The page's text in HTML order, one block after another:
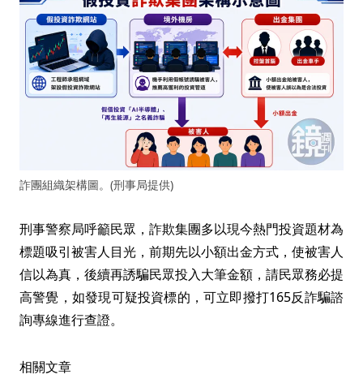
詐團組織架構圖。(刑事局提供)
刑事警察局呼籲民眾，詐欺集團多以現今熱門投資題材為
標題吸引被害人目光，前期先以小額出金方式，使被害人
信以為真，後續再誘騙民眾投入大筆金額，請民眾務必提
高警覺，如發現可疑投資標的，可立即撥打165反詐騙諮
詢專線進行查證。
相關文章